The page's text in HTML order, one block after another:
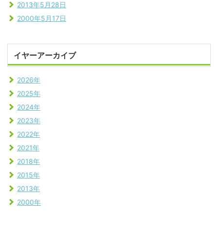
2013年5月28日
2000年5月17日
イヤーアーカイブ
2026年
2025年
2024年
2023年
2022年
2021年
2018年
2015年
2013年
2000年